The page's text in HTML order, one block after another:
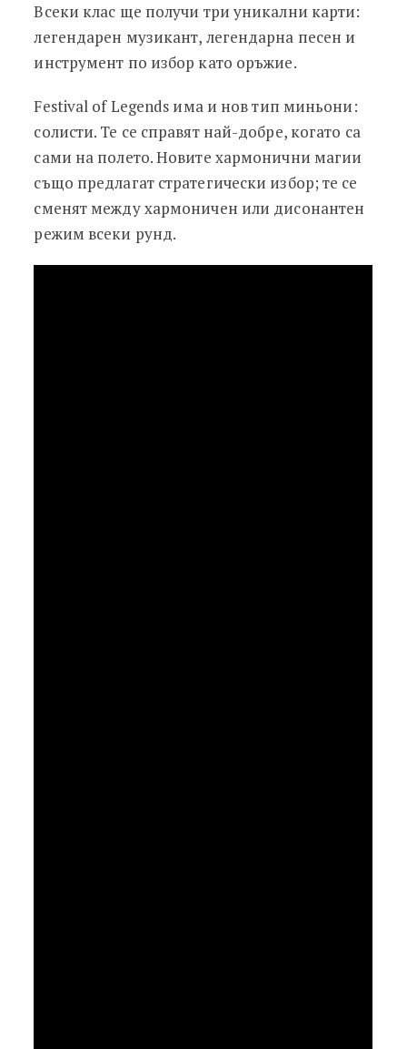
Всеки клас ще получи три уникални карти:
легендарен музикант, легендарна песен и
инструмент по избор като оръжие.
Festival of Legends има и нов тип миньони:
солисти. Те се справят най-добре, когато са
сами на полето. Новите хармонични магии
също предлагат стратегически избор; те се
сменят между хармоничен или дисонантен
режим всеки рунд.